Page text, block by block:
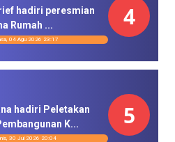
hadiri peresmian
Rumah ...
04 Agu 2026 23:17
4
hadiri Peletakan
K...
30 Jul 2026 20:04
5